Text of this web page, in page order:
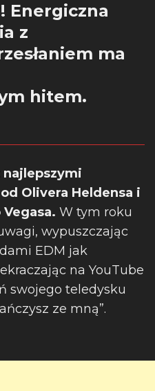
Energiczna
z
ma
hitem.
najlepszymi
Olivera Heldensa i
W tym roku
wypuszczając
EDM jak
na YouTube
swojego teledysku
ze mną”.